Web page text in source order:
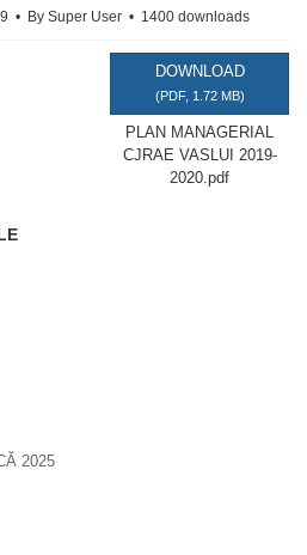
By Super User 1400 downloads
DOWNLOAD
(PDF, 1.72 MB)
PLAN MANAGERIAL
CJRAE VASLUI 2019-
2020.pdf
2025